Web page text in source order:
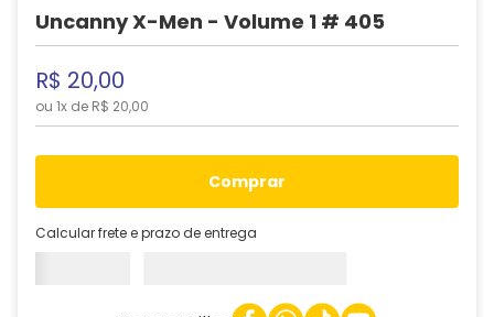
Uncanny X-Men - Volume 1 # 405
R$ 20,00
ou 1x de R$ 20,00
comprar
Calcular frete e prazo de entrega